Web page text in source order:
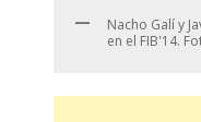
Nacho Galí y
en el FIB'14.